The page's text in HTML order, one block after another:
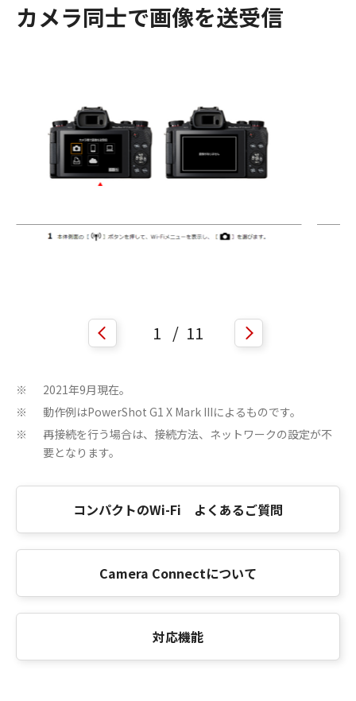
カメラ同士で画像を送受信
1 / 11
※ 2021年9月現在。
※ 動作例はPowerShot G1 X Mark IIIによるものです。
※
再接続を行う場合は、接続方法、ネットワークの設定が不
要となります。
コンパクトのWi-Fi よくあるご質問
Camera Connectについて
対応機能